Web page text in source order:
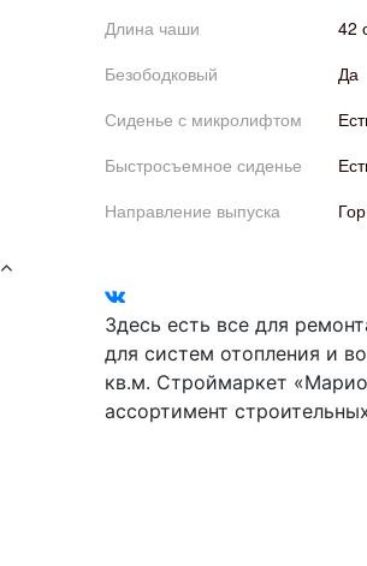
Длина чаши
42
Безободковый
Да
Сиденье с микролифтом
Быстросъемное сиденье
Направление выпуска
Здесь есть все для
для систем отопления и
кв.м. Строймаркет
ассортимент